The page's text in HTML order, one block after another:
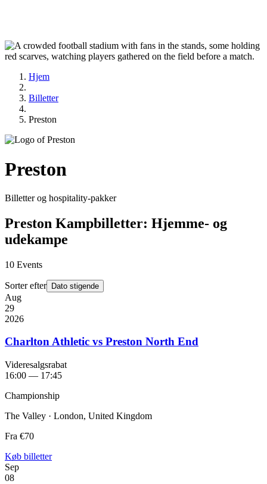
Hjem
Billetter
Preston
Preston
Billetter og hospitality-pakker
Preston Kampbilletter: Hjemme- og
udekampe
10 Events
Sorter efter Dato stigende
Aug
29
2026
Charlton Athletic vs Preston North End
Videresalgsrabat
16:00 — 17:45
Championship
The Valley · London, United Kingdom
Fra €70
Køb billetter
Sep
08